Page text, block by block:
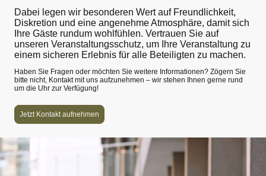
Dabei legen wir besonderen Wert auf Freundlichkeit,
Diskretion und eine angenehme Atmosphäre, damit sich
Ihre Gäste rundum wohlfühlen. Vertrauen Sie auf
unseren Veranstaltungsschutz, um Ihre Veranstaltung zu
einem sicheren Erlebnis für alle Beteiligten zu machen.
Haben Sie Fragen oder möchten Sie weitere Informationen? Zögern Sie
bitte nicht, Kontakt mit uns aufzunehmen – wir stehen Ihnen gerne rund
um die Uhr zur Verfügung!
Jetzt Kontakt aufnehmen